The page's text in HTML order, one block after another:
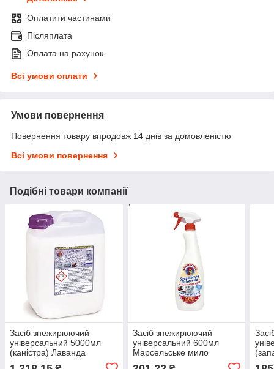
Оплатити частинами
Післяплата
Оплата на рахунок
Всі умови оплати
Умови повернення
Повернення товару впродовж 14 днів за домовленістю
Всі умови повернення
Подібні товари компанії
Засіб знежирюючий
універсальний 5000мл
(каністра) Лаванда
Засіб знежирюючий
універсальний 600мл
Марсельське мило